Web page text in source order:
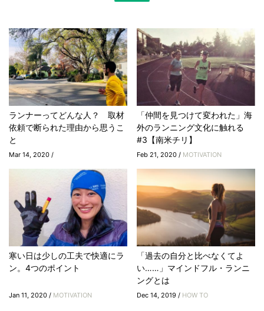
ランナーってどんな人？ 取材
依頼で断られた理由から思うこ
と
Mar 14, 2020 /
「仲間を見つけて変われた」海
外のランニング文化に触れる
#3【南米チリ】
Feb 21, 2020 / MOTIVATION
寒い日は少しの工夫で快適にラ
ン。4つのポイント
Jan 11, 2020 / MOTIVATION
「過去の自分と比べなくてよ
い……」マインドフル・ランニ
ングとは
Dec 14, 2019 / HOW TO